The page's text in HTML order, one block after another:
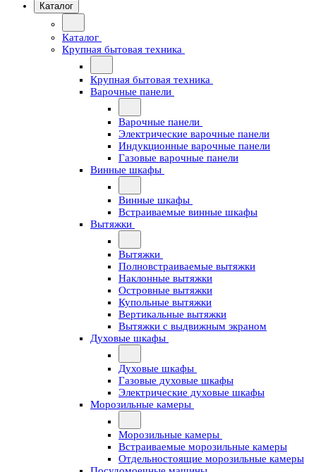
Каталог
Каталог
Крупная бытовая техника
Крупная бытовая техника
Варочные панели
Варочные панели
Электрические варочные панели
Индукционные варочные панели
Газовые варочные панели
Винные шкафы
Винные шкафы
Встраиваемые винные шкафы
Вытяжки
Вытяжки
Полновстраиваемые вытяжки
Наклонные вытяжки
Островные вытяжки
Купольные вытяжки
Вертикальные вытяжки
Вытяжки с выдвижным экраном
Духовые шкафы
Духовые шкафы
Газовые духовые шкафы
Электрические духовые шкафы
Морозильные камеры
Морозильные камеры
Встраиваемые морозильные камеры
Отдельностоящие морозильные камеры